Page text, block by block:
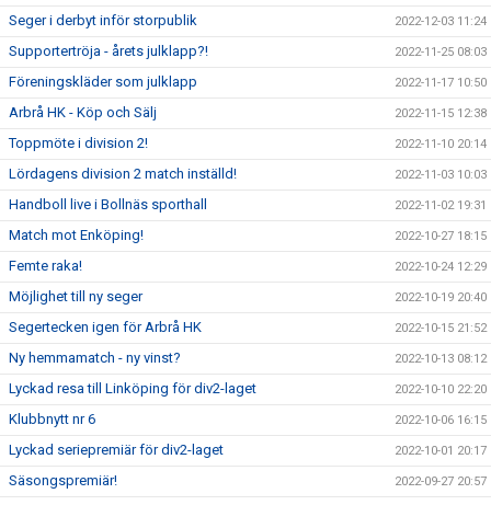
Seger i derbyt inför storpublik 2022-12-03 11:24
Supportertröja - årets julklapp?! 2022-11-25 08:03
Föreningskläder som julklapp 2022-11-17 10:50
Arbrå HK - Köp och Sälj 2022-11-15 12:38
Toppmöte i division 2! 2022-11-10 20:14
Lördagens division 2 match inställd! 2022-11-03 10:03
Handboll live i Bollnäs sporthall 2022-11-02 19:31
Match mot Enköping! 2022-10-27 18:15
Femte raka! 2022-10-24 12:29
Möjlighet till ny seger 2022-10-19 20:40
Segertecken igen för Arbrå HK 2022-10-15 21:52
Ny hemmamatch - ny vinst? 2022-10-13 08:12
Lyckad resa till Linköping för div2-laget 2022-10-10 22:20
Klubbnytt nr 6 2022-10-06 16:15
Lyckad seriepremiär för div2-laget 2022-10-01 20:17
Säsongspremiär! 2022-09-27 20:57